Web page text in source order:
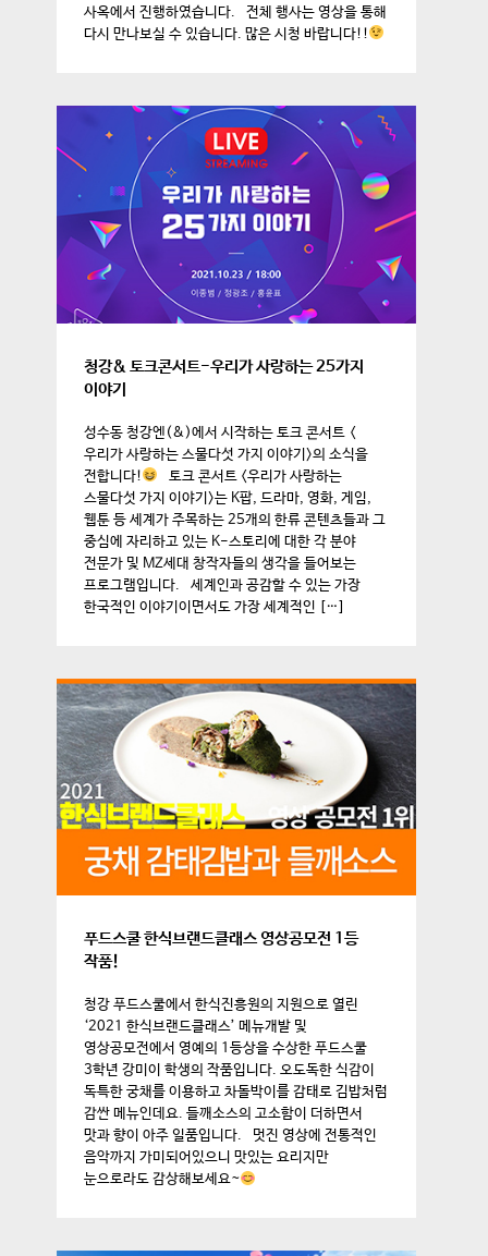
사옥에서 진행하였습니다. 전체 행사는 영상을 통해
다시 만나보실 수 있습니다. 많은 시청 바랍니다!!
청강& 토크콘서트-우리가 사랑하는 25가지
이야기
성수동 청강엔(&)에서 시작하는 토크 콘서트 <
우리가 사랑하는 스물다섯 가지 이야기>의 소식을
전합니다!
토크 콘서트 <우리가 사랑하는
스물다섯 가지 이야기>는 K팝, 드라마, 영화, 게임,
웹툰 등 세계가 주목하는 25개의 한류 콘텐츠들과 그
중심에 자리하고 있는 K-스토리에 대한 각 분야
전문가 및 MZ세대 창작자들의 생각을 들어보는
프로그램입니다. 세계인과 공감할 수 있는 가장
한국적인 이야기이면서도 가장 세계적인 […]
푸드스쿨 한식브랜드클래스 영상공모전 1등
작품!
청강 푸드스쿨에서 한식진흥원의 지원으로 열린
‘2021 한식브랜드클래스’ 메뉴개발 및
영상공모전에서 영예의 1등상을 수상한 푸드스쿨
3학년 강미이 학생의 작품입니다. 오도독한 식감이
독특한 궁채를 이용하고 차돌박이를 감태로 김밥처럼
감싼 메뉴인데요. 들깨소스의 고소함이 더하면서
맛과 향이 아주 일품입니다. 멋진 영상에 전통적인
음악까지 가미되어있으니 맛있는 요리지만
눈으로라도 감상해보세요~